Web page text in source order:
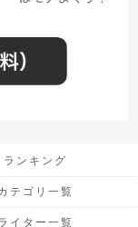
ランキング
テゴリ一覧
イター一覧